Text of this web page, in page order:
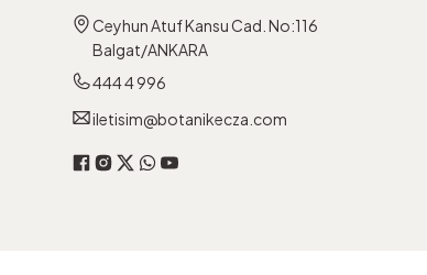
Ceyhun Atuf Kansu Cad. No:116
Balgat/ANKARA
444 4 996
iletisim@botanikecza.com